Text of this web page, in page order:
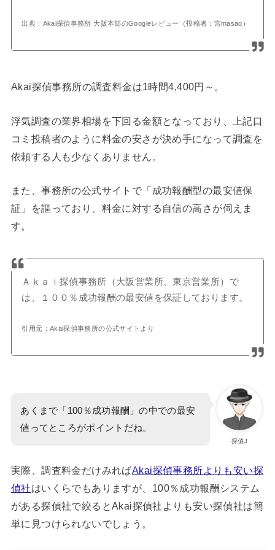
出典：Akai探偵事務所 大阪本部のGoogleレビュー（投稿者：宮masao）
Akai探偵事務所の調査料金は1時間4,400円～。
浮気調査の業界相場を下回る金額となっており、上記口
コミ投稿者のように料金の安さが決め手になって調査を
依頼する人も少なくありません。
また、事務所の公式サイトで「成功報酬型の最安値保
証」を謳っており、料金に対する自信の高さが伺えま
す。
Ａｋａｉ探偵事務所（大阪営業所、東京営業所）で
は、１００％成功報酬の最安値を保証しております。
引用元：Akai探偵事務所の公式サイトより
探偵J
あくまで「100％成功報酬」の中での最安
値ってところがポイントだね。
実際、調査料金だけみればAkai探偵事務所よりも安い探
偵社はいくらでもありますが、100％成功報酬システム
がある探偵社で絞るとAkai探偵社よりも安い探偵社は簡
単に見つけられないでしょう。